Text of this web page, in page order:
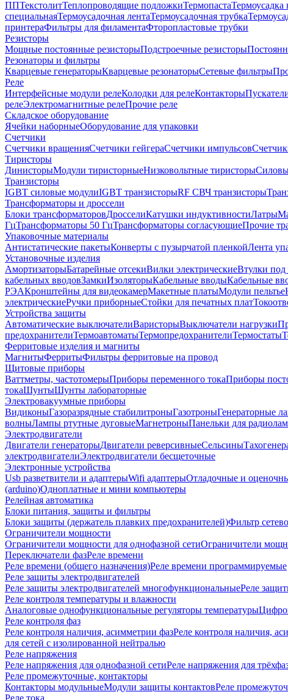
ППТекстолитТеплопроводящие подложкиТермопастаТермоусадка
специальнаяТермоусадочная лентаТермоусадочная трубка
принтераФильтры для филаментаФторопластовые трубки
Резисторы
Мощные постоянные резисторыПодстроечные резисторы
Резонаторы и фильтры
Кварцевые генераторыКварцевые резонаторыСетевые фильтры
Реле
Интерфейсные модули релеКолодки для релеКонтакторы
релеЭлектромагнитные релеПрочие реле
Складское оборудование
Ячейки наборныеОборудование для упаковки
Счетчики
Счетчики вращенияСчетчики гейгераСчетчики импульсов
Тиристоры
ДинисторыМодули тиристорныеНизковольтные тиристоры
Транзисторы
IGBT силовые модулиIGBT транзисторыRF СВЧ транзисторы
Трансформаторы и дроссели
Блоки трансформаторовДросселиКатушки индуктивностиЛатры
ГцТрансформаторы 50 ГцТрансформаторы согласующиеПрочие
Упаковочные материалы
Антистатические пакетыКонверты с пузырчатой пленкойЛента
Установочные изделия
АмортизаторыБатарейные отсекиВилки электрическиеВтулки под
кабельных вводовЗамкиИзоляторыКабельные вводыКабельные
РЭАКронштейны для видеокамерМакетные платыМодули пельтье
электрическиеРучки приборныеСтойки для печатных плат
Устройства защиты
Автоматические выключателиВаристорыВыключатели нагрузки
предохранителиТермоавтоматыТермопредохранителиТермостаты
Ферритовые изделия и магниты
МагнитыФерритыФильтры ферритовые на провод
Щитовые приборы
Ваттметры, частотомерыПриборы переменного токаПриборы
токаШунтыШунты лабораторные
Электровакуумные приборы
ВидиконыГазоразрядные стабилитроныГазотроныГенераторные
волныЛампы ртутные дуговыеМагнетроныПанельки для
Электродвигатели
Двигатели генераторыДвигатели реверсивныеСельсины
электродвигателиЭлектродвигатели бесщеточные
Электронные устройства
Usb разветвители и адаптерыWifi адаптерыОтладочные и
(arduino)Одноплатные и мини компьютеры
Релейная автоматика
Блоки питания, защиты и фильтры
Блоки защиты (держатель плавких предохранителей)Фильтр
Ограничители мощности
Ограничители мощности для однофазной сетиОграничители
Переключатели фазРеле времени
Реле времени (общего назначения)Реле времени программируемые
Реле защиты электродвигателей
Реле защиты электродвигателей многофункциональныеРеле
Реле контроля температуры и влажности
Аналоговые однофункциональные регуляторы температуры
Реле контроля фаз
Реле контроля наличия, асимметрии фазРеле контроля наличия,
для сетей с изолированной нейтралью
Реле напряжения
Реле напряжения для однофазной сетиРеле напряжения для
Реле промежуточные, контакторы
Контакторы модульныеМодули защиты контактовРеле